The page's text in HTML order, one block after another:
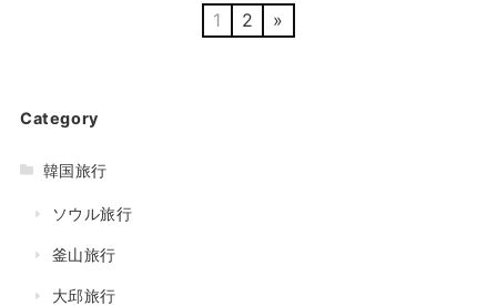
1 2 »
Category
韓国旅行
ソウル旅行
釜山旅行
大邱旅行